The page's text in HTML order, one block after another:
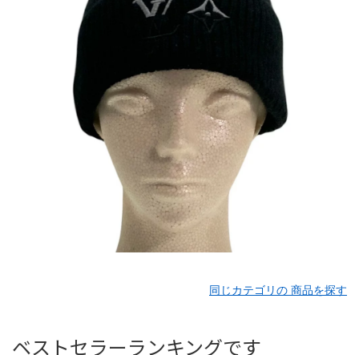
同じカテゴリの 商品を探す
ベストセラーランキングです